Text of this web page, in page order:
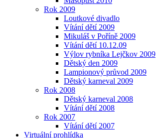
Rok 2009
Loutkové divadlo
Vítání dětí 2009
Mikuláš v Poříně 2009
Vítání dětí 10.12.09
Výlov rybníka Lejčkov 2009
Dětský den 2009
Lampionový průvod 2009
Dětský karneval 2009
Rok 2008
Dětský karneval 2008
Vítání dětí 2008
Rok 2007
Vítání dětí 2007
Virtuální prohlídka